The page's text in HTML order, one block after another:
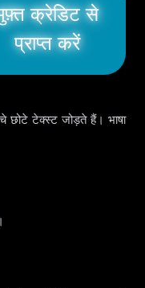
क्रेडिट से
प्राप्त करें
टेक्स्ट जोड़ते हैं। भाषा